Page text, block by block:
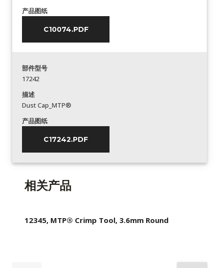
产品图纸
C10074.PDF
部件型号
17242
描述
Dust Cap_MTP®
产品图纸
C17242.PDF
相关产品
12345, MTP® Crimp Tool, 3.6mm Round